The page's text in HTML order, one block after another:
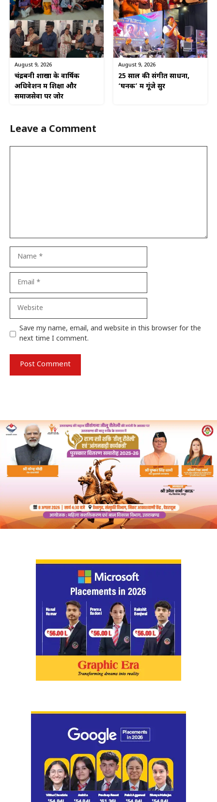
August 9, 2026
चंद्रबनी शाखा के वार्षिक
अधिवेशन में शिक्षा और
समाजसेवा पर जोर
August 9, 2026
25 साल की संगीत साधना,
‘घनक’ में गूंजे सुर
Leave a Comment
Website
Save my name, email, and website in this browser for the
next time I comment.